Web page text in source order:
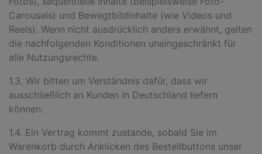
Carousels) und Bewegtbildinhalte (wie Videos und
Reels). Wenn nicht ausdrücklich anders erwähnt, gelten
die nachfolgenden Konditionen uneingeschränkt für
alle Nutzungsrechte.
1.3. Wir bitten um Verständnis dafür, dass wir
ausschließlich an Kunden in Deutschland liefern
können.
1.4. Ein Vertrag kommt zustande, sobald Sie im
Warenkorb durch Anklicken des Bestellbuttons unser